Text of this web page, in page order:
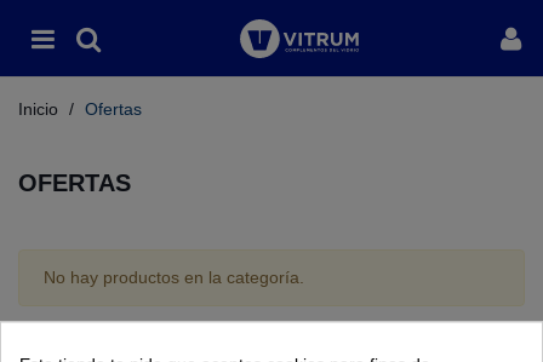
Inicio / Ofertas
OFERTAS
No hay productos en la categoría.